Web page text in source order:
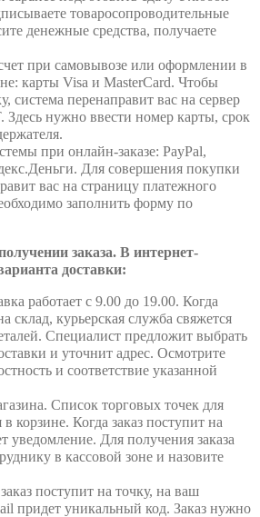
товаросопроводительные
денежные средства, получаете
при самовывозе или оформлении в
карты Visa и MasterCard. Чтобы
система перенаправит вас на сервер
Здесь нужно ввести номер карты, срок
при онлайн-заказе: PayPal,
Для совершения покупки
вас на страницу платежного
заполнить форму по
заказа. В интернет-
доставки:
работает с 9.00 до 19.00. Когда
склад, курьерская служба свяжется
Специалист предложит выбрать
и уточнит адрес. Осмотрите
и соответствие указанной
Список торговых точек для
корзине. Когда заказ поступит на
уведомление. Для получения заказа
в кассовой зоне и назовите
поступит на точку, на ваш
придет уникальный код. Заказ нужно